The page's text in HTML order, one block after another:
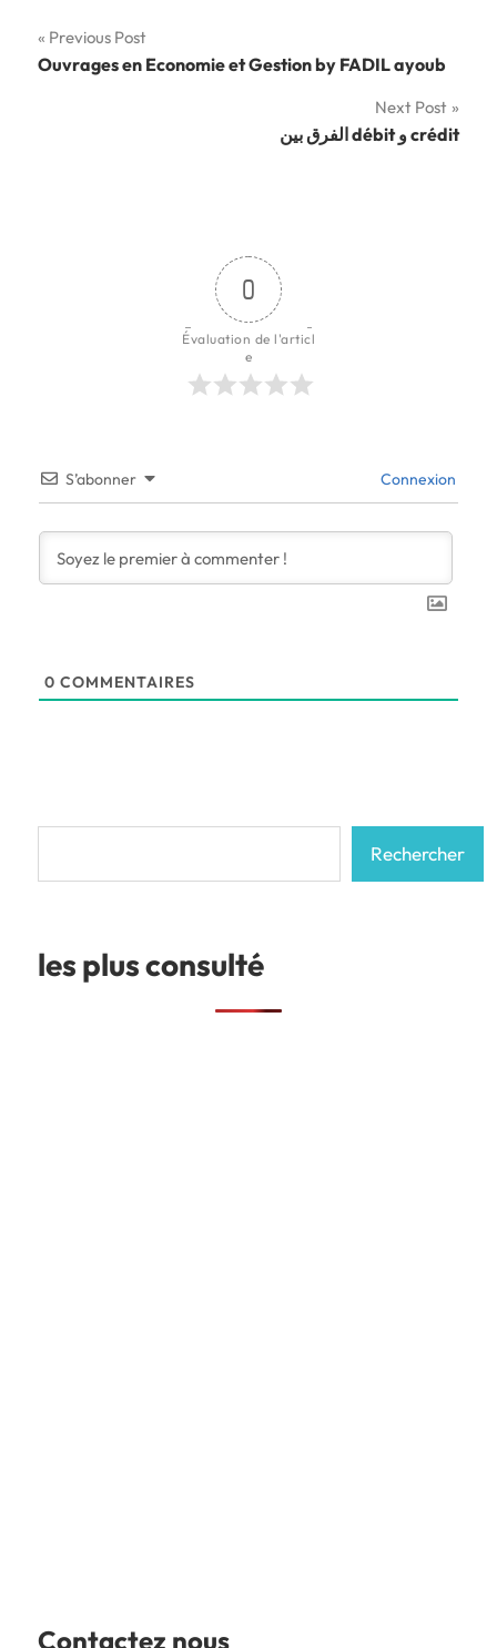
Navigation
Previous Post
Ouvrages en Economie et Gestion by FADIL ayoub
Next Post
الفرق بين débit و crédit
0
Évaluation de l'articl
e
S’abonner Connexion
0 COMMENTAIRES
Rechercher
les plus consulté
Contactez nous